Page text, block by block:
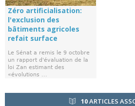
Zéro artificialisation:
l'exclusion des
bâtiments agricoles
refait surface
Le Sénat a remis le 9 octobre
un rapport d'évaluation de la
loi Zan estimant des
«évolutions ...
10ARTICLES